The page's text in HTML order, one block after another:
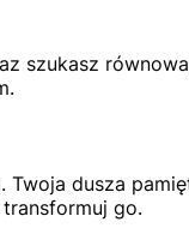
szukasz
Twoja dusza
go.